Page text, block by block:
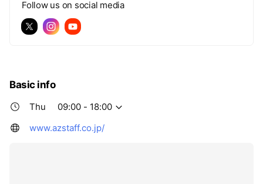
Follow us on social media
Basic info
Thu
09:00 - 18:00
www.azstaff.co.jp/